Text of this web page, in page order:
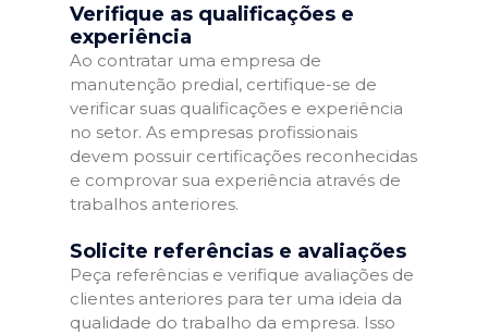
Verifique as qualificações e
experiência
Ao contratar uma empresa de
manutenção predial, certifique-se de
verificar suas qualificações e experiência
no setor. As empresas profissionais
devem possuir certificações reconhecidas
e comprovar sua experiência através de
trabalhos anteriores.
Solicite referências e avaliações
Peça referências e verifique avaliações de
clientes anteriores para ter uma ideia da
qualidade do trabalho da empresa. Isso